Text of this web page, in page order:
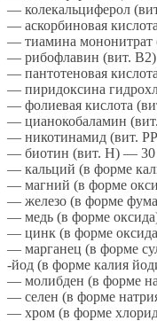
— колекальциферол
— аскорбиновая
— тиамина
— рибофлавин (вит.
— пантотеновая
— пиридоксина
— фолиевая кислота
— цианокобаламин
— никотинамид (вит.
— биотин (вит. Н) — 30
— кальций (в форме
— магний (в форме
— железо (в форме
— медь (в форме
— цинк (в форме
— марганец (в форме
-йод (в форме калия
— молибден (в форме
— селен (в форме
— хром (в форме